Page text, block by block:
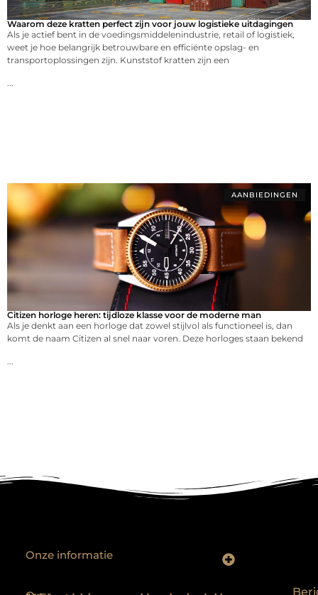
Waarom deze kratten perfect zijn voor jouw logistieke uitdagingen
Als je actief bent in de voedingsmiddelenindustrie, retail of logistiek,
weet je hoe belangrijk betrouwbare en efficiënte opslag- en
transportoplossingen zijn. Kunststof kratten zijn een
...
AANBIEDINGEN
Citizen horloge heren: tijdloze klasse voor de moderne man
Als je denkt aan een horloge dat zowel stijlvol als functioneel is, dan
komt de naam Citizen al snel naar voren. Deze horloges staan bekend
...
Onze informatie